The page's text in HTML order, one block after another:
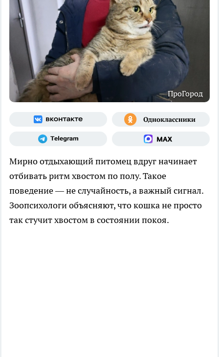
ПроГород
Мирно отдыхающий питомец вдруг начинает
отбивать ритм хвостом по полу. Такое
поведение — не случайность, а важный сигнал.
Зоопсихологи объясняют, что кошка не просто
так стучит хвостом в состоянии покоя.